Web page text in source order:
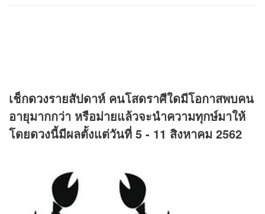
เช็กดวงรายสัปดาห์ คนโสดราศีใดมีโอกาสพบคน
อายุมากกว่า หรือม่ายแล้วจะนำความทุกษ์มาให้
โดยดวงนี้มีผลตั้งแต่วันที่ 5 - 11 สิงหาคม 2562